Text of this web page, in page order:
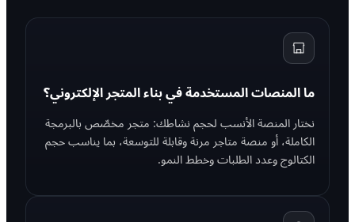
ما المنصات المستخدمة في بناء المتجر الإلكتروني؟
نختار المنصة الأنسب لحجم نشاطك: متجر مخصّص بالبرمجة
الكاملة، أو منصة متاجر مرنة وقابلة للتوسعة، بما يناسب حجم
الكتالوج وعدد الطلبات وخطط النمو.